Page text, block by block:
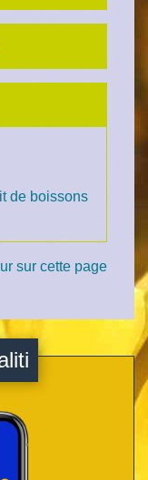
de boissons
sur cette page